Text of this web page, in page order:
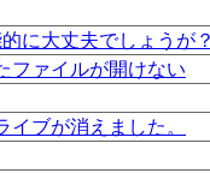
に大丈夫でしょうが
ファイルが開けない
ブが消えました。